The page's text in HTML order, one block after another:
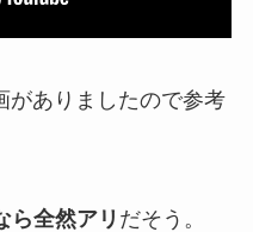
がありましたので参考
ら全然アリ だそう。